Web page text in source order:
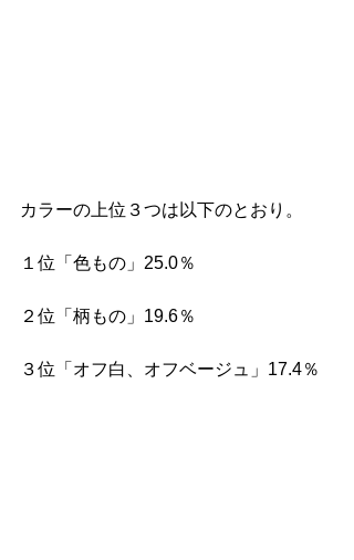
カラーの上位３つは以下のとおり。
１位「色もの」25.0％
２位「柄もの」19.6％
３位「オフ白、オフベージュ」17.4％